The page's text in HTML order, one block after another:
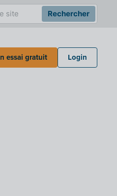
Rechercher
essai gratuit Login